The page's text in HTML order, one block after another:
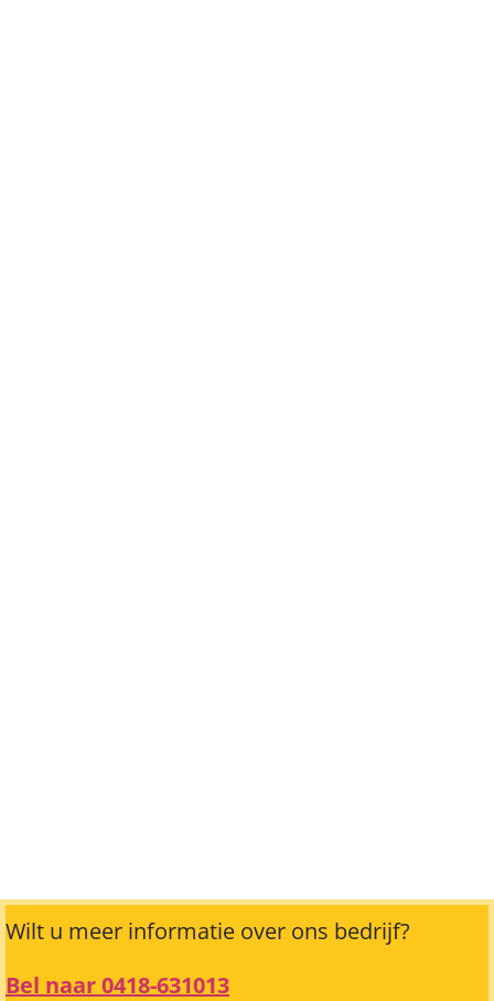
Wilt u meer informatie over ons bedrijf?
Bel naar 0418-631013